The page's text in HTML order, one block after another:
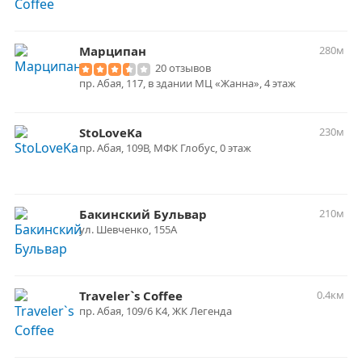
Марципан
280м
20 отзывов
пр. Абая, 117, в здании МЦ «Жанна», 4 этаж
StoLoveKa
230м
пр. Абая, 109В, МФК Глобус, 0 этаж
Бакинский Бульвар
210м
ул. Шевченко, 155А
Traveler`s Coffee
0.4км
пр. ​Абая, 109/6 К4, ЖК Легенда